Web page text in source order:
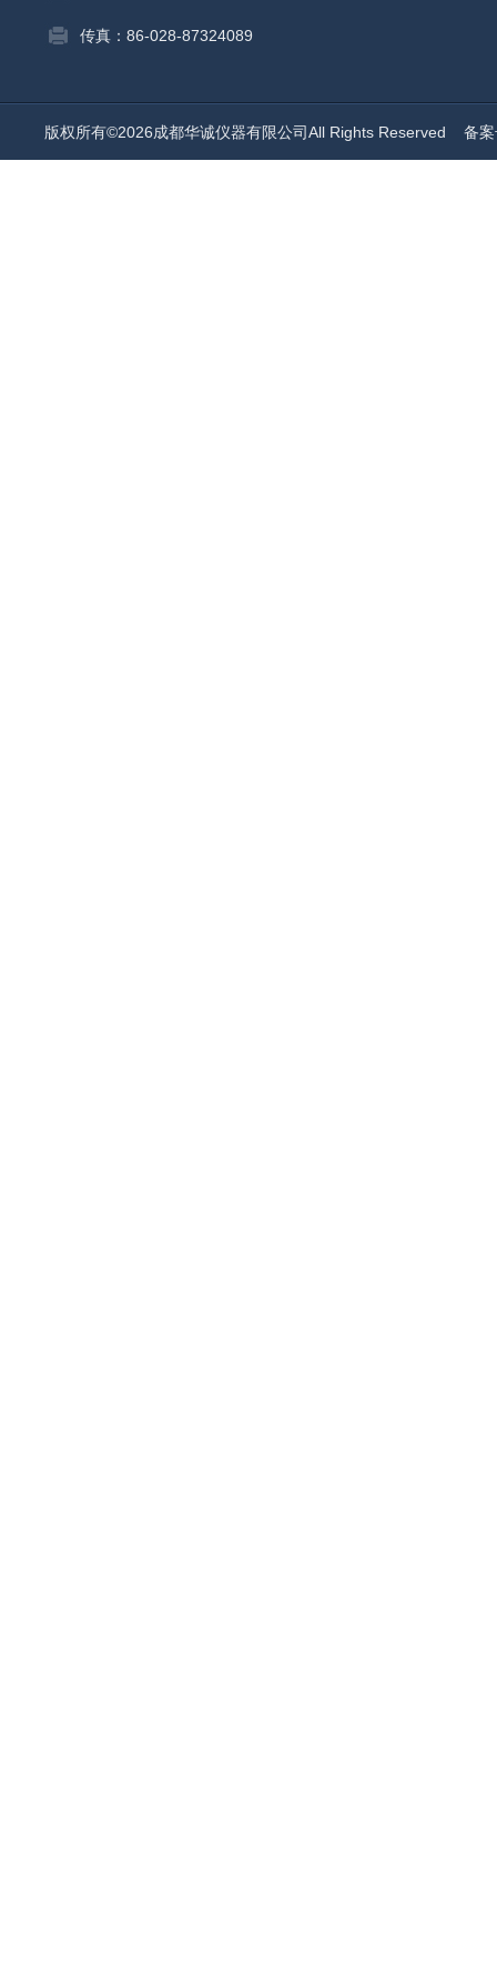
传真：86-028-87324089
版权所有©2026成都华诚仪器有限公司All Rights Reserved 备